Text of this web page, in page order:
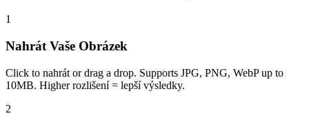
1
Nahrát Vaše Obrázek
Click to nahrát or drag a drop. Supports JPG, PNG, WebP up to
10MB. Higher rozlišení = lepší výsledky.
2